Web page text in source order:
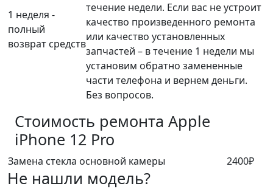
1 неделя -
полный
возврат средств
течение недели. Если вас не устроит
качество произведенного ремонта
или качество установленных
запчастей – в течение 1 недели мы
установим обратно замененные
части телефона и вернем деньги.
Без вопросов.
Стоимость ремонта Apple
iPhone 12 Pro
Замена стекла основной камеры 2400₽
Не нашли модель?